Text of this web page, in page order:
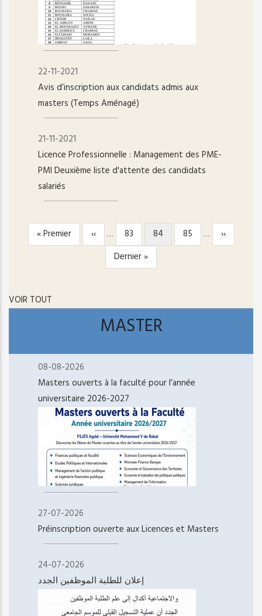
22-11-2021
Avis d’inscription aux candidats admis aux
masters (Temps Aménagé)
21-11-2021
Licence Professionnelle : Management des PME-
PMI Deuxième liste d'attente des candidats
salariés
PAGINATION
Première
page
« Premier
Page
précédente
‹‹ … Page
83
Page
courante
84 Page
85 …
Page
suivante
››
Dernière
page
Dernier »
VOIR TOUT
MASTER
08-08-2026
Masters ouverts à la faculté pour l’année
universitaire 2026-2027
27-07-2026
Préinscription ouverte aux Licences et Masters
24-07-2026
إعلان للطلبة الموظفين الجدد